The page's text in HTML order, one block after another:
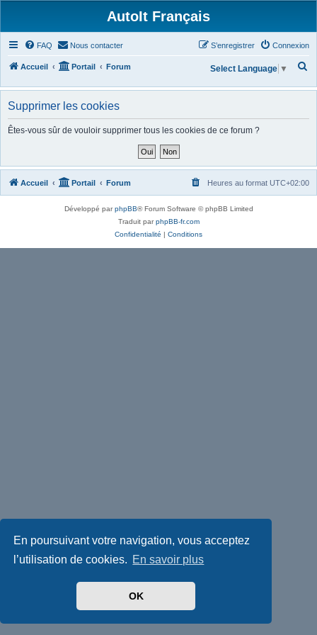
En poursuivant votre navigation, vous acceptez
l’utilisation de cookies. En savoir plus
OK
AutoIt Français
FAQ Nous contacter Connexion
S’enregistrer
Accueil Portail Forum
h
c
h
Select Language ▼
Supprimer les cookies
Êtes-vous sûr de vouloir supprimer tous les cookies de ce forum ?
Accueil Portail Forum Heures au format UTC+02:00
Développé parphpBB® Forum Software © phpBB Limited
Traduit parphpBB-fr.com
Confidentialité | Conditions